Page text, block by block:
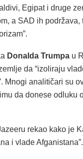
Egipat i druge
a SAD ih podržava,
Donalda Trumpau
da “izoliraju
Mnogi analitičari su
da donese odluku
rekao kako je
i vlade Afganistana”.